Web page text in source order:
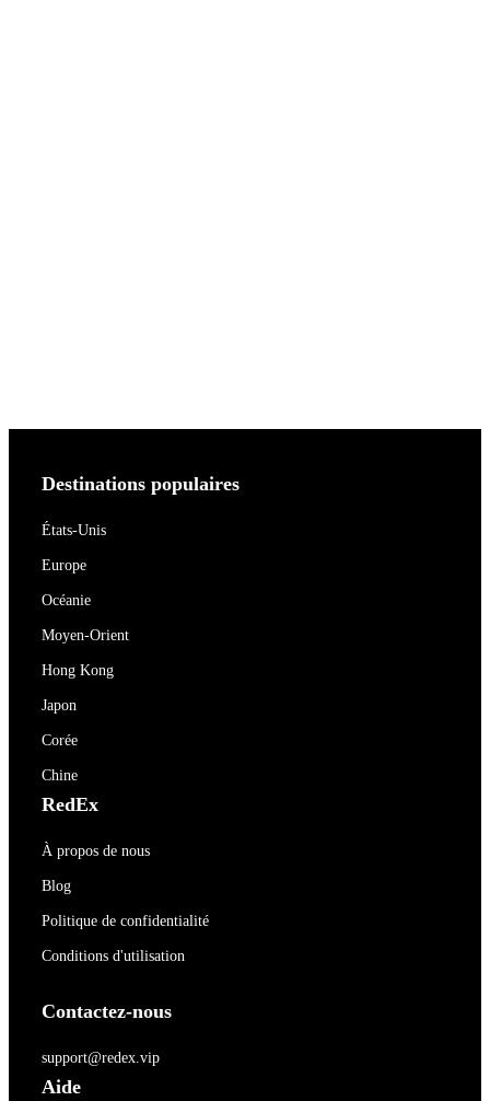
Destinations populaires
États-Unis
Europe
Océanie
Moyen-Orient
Hong Kong
Japon
Corée
Chine
RedEx
À propos de nous
Blog
Politique de confidentialité
Conditions d'utilisation
Contactez-nous
support@redex.vip
Aide